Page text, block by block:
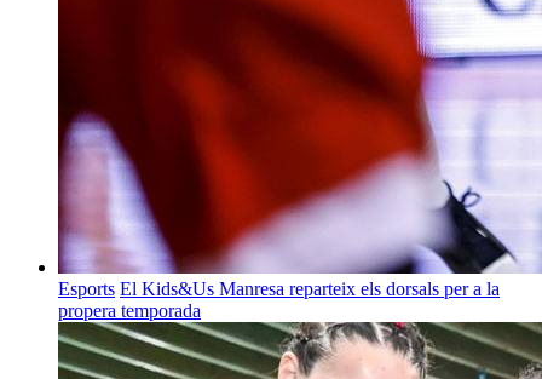
Esports El Kids&Us Manresa reparteix els dorsals per a la
propera temporada